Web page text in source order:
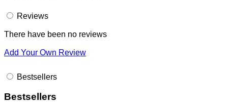
Reviews
There have been no reviews
Add Your Own Review
Bestsellers
Bestsellers